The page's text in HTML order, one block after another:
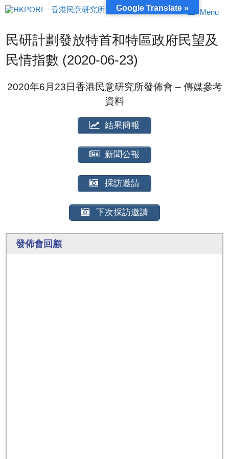
跳
至
容
Menu
民研計劃發放特首和特區政府民望及
民情指數 (2020-06-23)
2020年6月23日香港民意研究所發佈會 – 傳媒參考
資料
結果簡報
新聞公報
採訪邀請
下次採訪邀請
發佈會回顧
Google Translate »